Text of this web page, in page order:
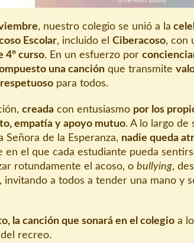
, nuestro colegio se unió a la
Escolar, incluido el Ciberacoso, con
4º curso. En un esfuerzo por
una canción que transmite
para todos.
creada con entusiasmo por los
empatía y apoyo mutuo. A lo largo de
Señora de la Esperanza, nadie queda
en el que cada estudiante pueda
rotundamente el acoso, o bullying,
, invitando a todos a tender una mano y
la canción que sonará en el colegio a
recreo.